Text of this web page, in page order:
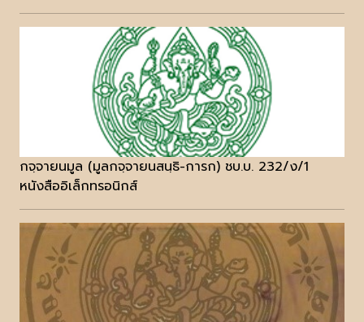
กจฺจายนมูล (มูลกจฺจายนสนฺธิ-การก) ชบ.บ. 232/ง/1
หนังสืออิเล็กทรอนิกส์